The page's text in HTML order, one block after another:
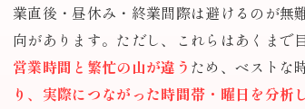
業直後・昼休み・終業間際は避けるのが無
向があります。ただし、これらはあくま
営業時間と繁忙の山が違う ため、ベストな
り、実際につながった時間帯・曜日を分析